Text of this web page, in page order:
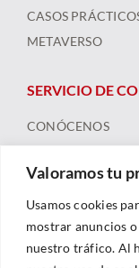
Valoramos tu
Usamos cookies
mostrar anuncios
nuestro tráfico. Al
CASOS
METAVERSO
SERVICIO DE
CONÓCENOS
FORMACIÓN Y
NOTICIAS